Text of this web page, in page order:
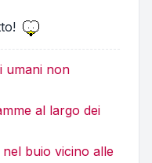
umani non
al largo dei
buio vicino alle